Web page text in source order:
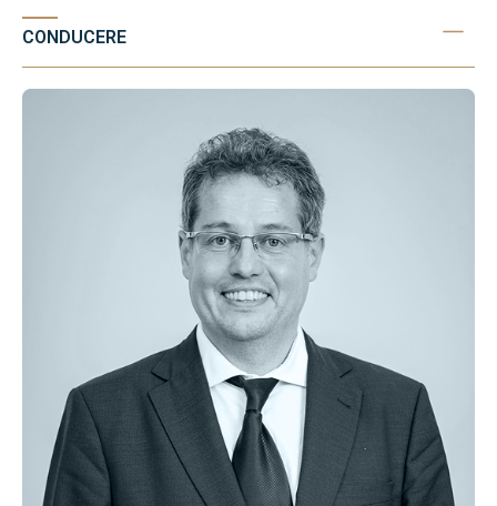
CONDUCERE